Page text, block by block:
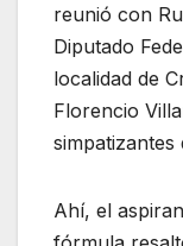
reunió con
Diputado
localidad de
Florencio
simpatizantes
Ahí, el